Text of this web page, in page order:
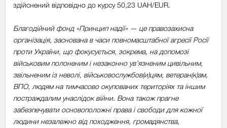
здійснений відповідно до курсу 50,23 UAH/EUR.
Благодійний фонд «Принцип надії» — це правозахисна
організація, заснована в часи повномасштабної агресії Росії
проти України, що фокусується, зокрема, на допомозі
військовим полоненим і незаконно ув’язненим цивільним,
звільненим із неволі, військовослужбов(и)цям, ветеран(к)ам,
ВПО, людям на тимчасово окупованих територіях та іншим
постраждалим унаслідок війни. Вона також прагне
забезпечувати основоположні права і свободи для кожної
людини незалежно від походження, громадянства,